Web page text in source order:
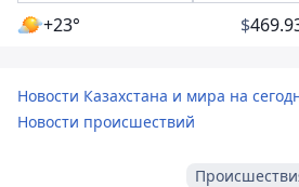
+23° $
Новости Казахстана и мира на
Новости происшествий